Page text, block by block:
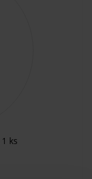
ks